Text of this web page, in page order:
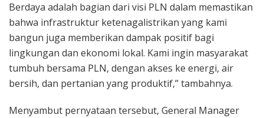
Berdaya adalah bagian dari visi PLN dalam memastikan
bahwa infrastruktur ketenagalistrikan yang kami
bangun juga memberikan dampak positif bagi
lingkungan dan ekonomi lokal. Kami ingin masyarakat
tumbuh bersama PLN, dengan akses ke energi, air
bersih, dan pertanian yang produktif,” tambahnya.
Menyambut pernyataan tersebut, General Manager